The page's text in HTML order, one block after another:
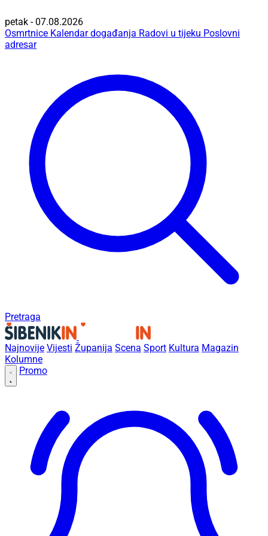
petak - 07.08.2026
Osmrtnice Kalendar događanja Radovi u tijeku Poslovni
adresar
Pretraga
Najnovije Vijesti Županija Scena Sport Kultura Magazin
Kolumne
Promo